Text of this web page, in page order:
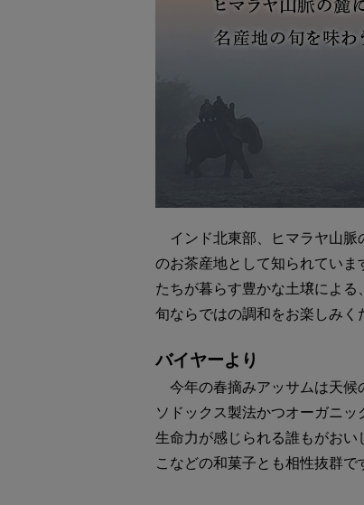
インド北東部、ヒマラヤ山
のお茶産地として知られてい
たちが暮らす豊かな土壌によ
旬ならではの調和をお楽しみく
バイヤーより
今年の春摘みアッサムは天
ソドックス製法かつオーガニ
生命力が感じられる誰もがお
こなどの和菓子とも相性抜群で